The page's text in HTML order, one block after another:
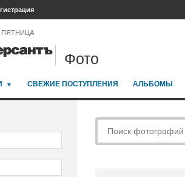
ПЯТНИЦА
Фото
СВЕЖИЕ ПОСТУПЛЕНИЯ АЛЬБОМЫ